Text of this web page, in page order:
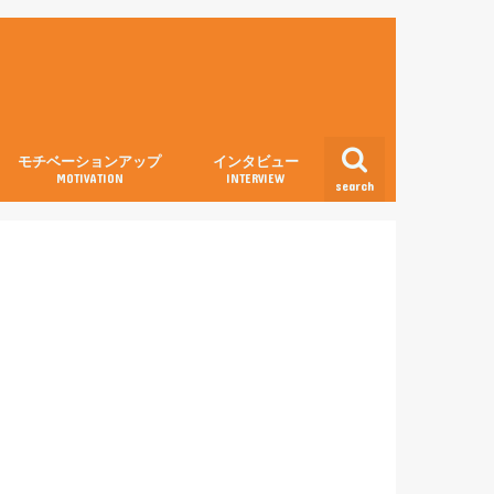
search
モチベーションアップ
MOTIVATION
インタビュー
INTERVIEW